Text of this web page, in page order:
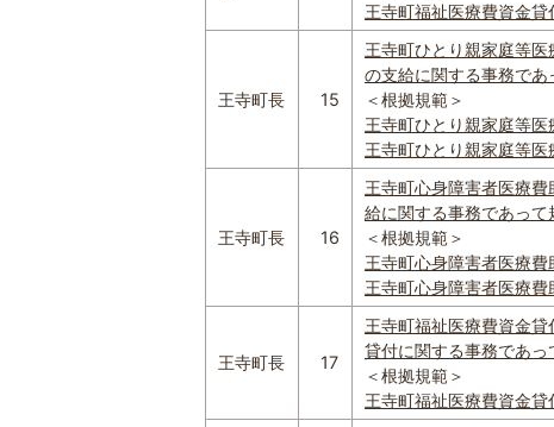
王寺町福祉医療費資金
王寺町長 15
王寺町ひとり親家庭等
の支給に関する事務で
＜根拠規範＞
王寺町ひとり親家庭等
王寺町ひとり親家庭等
王寺町長 16
王寺町心身障害者医療
給に関する事務であっ
＜根拠規範＞
王寺町心身障害者医療
王寺町心身障害者医療
王寺町長 17
王寺町福祉医療費資金
貸付に関する事務であ
＜根拠規範＞
王寺町福祉医療費資金